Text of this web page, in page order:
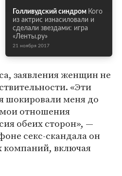
Голливудский синдром Кого
из актрис изнасиловали и
сделали звездами: игра
«Ленты.ру»
21 ноября 2017
заявления женщин не
«Эти
шокировали меня до
отношения
обеих сторон», —
секс-скандала он
компаний, включая